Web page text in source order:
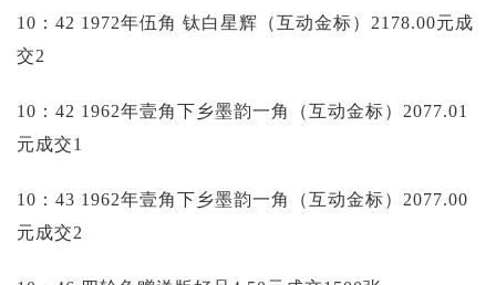
10：42 1972年伍角 钛白星辉（互动金标）2178.00元成
交2
10：42 1962年壹角下乡墨韵一角（互动金标）2077.01
元成交1
10：43 1962年壹角下乡墨韵一角（互动金标）2077.00
元成交2